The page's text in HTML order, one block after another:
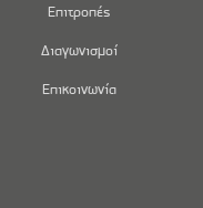
Επιτροπές
Διαγωνισμοί
Επικοινωνία